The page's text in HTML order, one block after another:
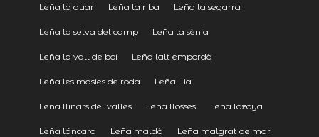
Leña la quar Leña la riba Leña la segarra
Leña la selva del camp Leña la sènia
Leña la vall de boí Leña lalt empordà
Leña les masies de roda Leña llia
Leña llinars del valles Leña llosses Leña lozoya
Leña láncara Leña maldà Leña malgrat de mar